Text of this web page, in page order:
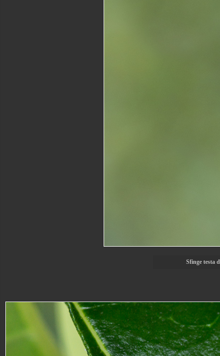
Sfinge testa